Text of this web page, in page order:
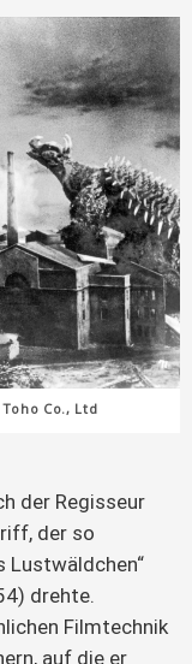
Co., Ltd
der Regisseur
der so
Lustwäldchen“
drehte.
Filmtechnik
auf die er